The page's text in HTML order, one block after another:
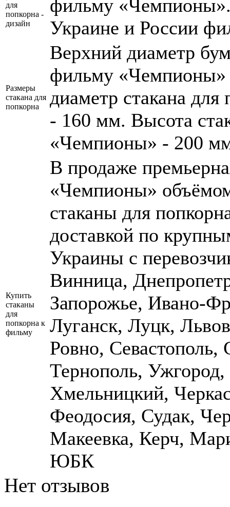
для
попкорна -
дизайн
фильму
Украине и России
Размеры
стакана для
попкорна
Верхний диаметр
фильму
диаметр стакана
- 160 мм. Высота
«Чемпионы» - 200
Купить
стаканы
для
попкорна к
фильму
В продаже
«Чемпионы»
стаканы для
доставкой по
Украины с
Винница,
Запорожье, Ивано-
Луганск, Луцк,
Ровно,
Тернополь,
Хмельницкий,
Феодосия, Судак,
Макеевка, Керч,
ЮБК
Нет отзывов